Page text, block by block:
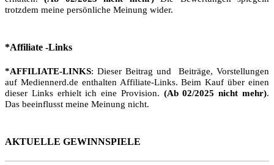
trotzdem meine persönliche Meinung wider.
*Affiliate -Links
*AFFILIATE-LINKS: Dieser Beitrag und Beiträge, Vorstellungen
auf Mediennerd.de enthalten Affiliate-Links. Beim Kauf über einen
dieser Links erhielt ich eine Provision. (Ab 02/2025 nicht mehr).
Das beeinflusst meine Meinung nicht.
AKTUELLE GEWINNSPIELE